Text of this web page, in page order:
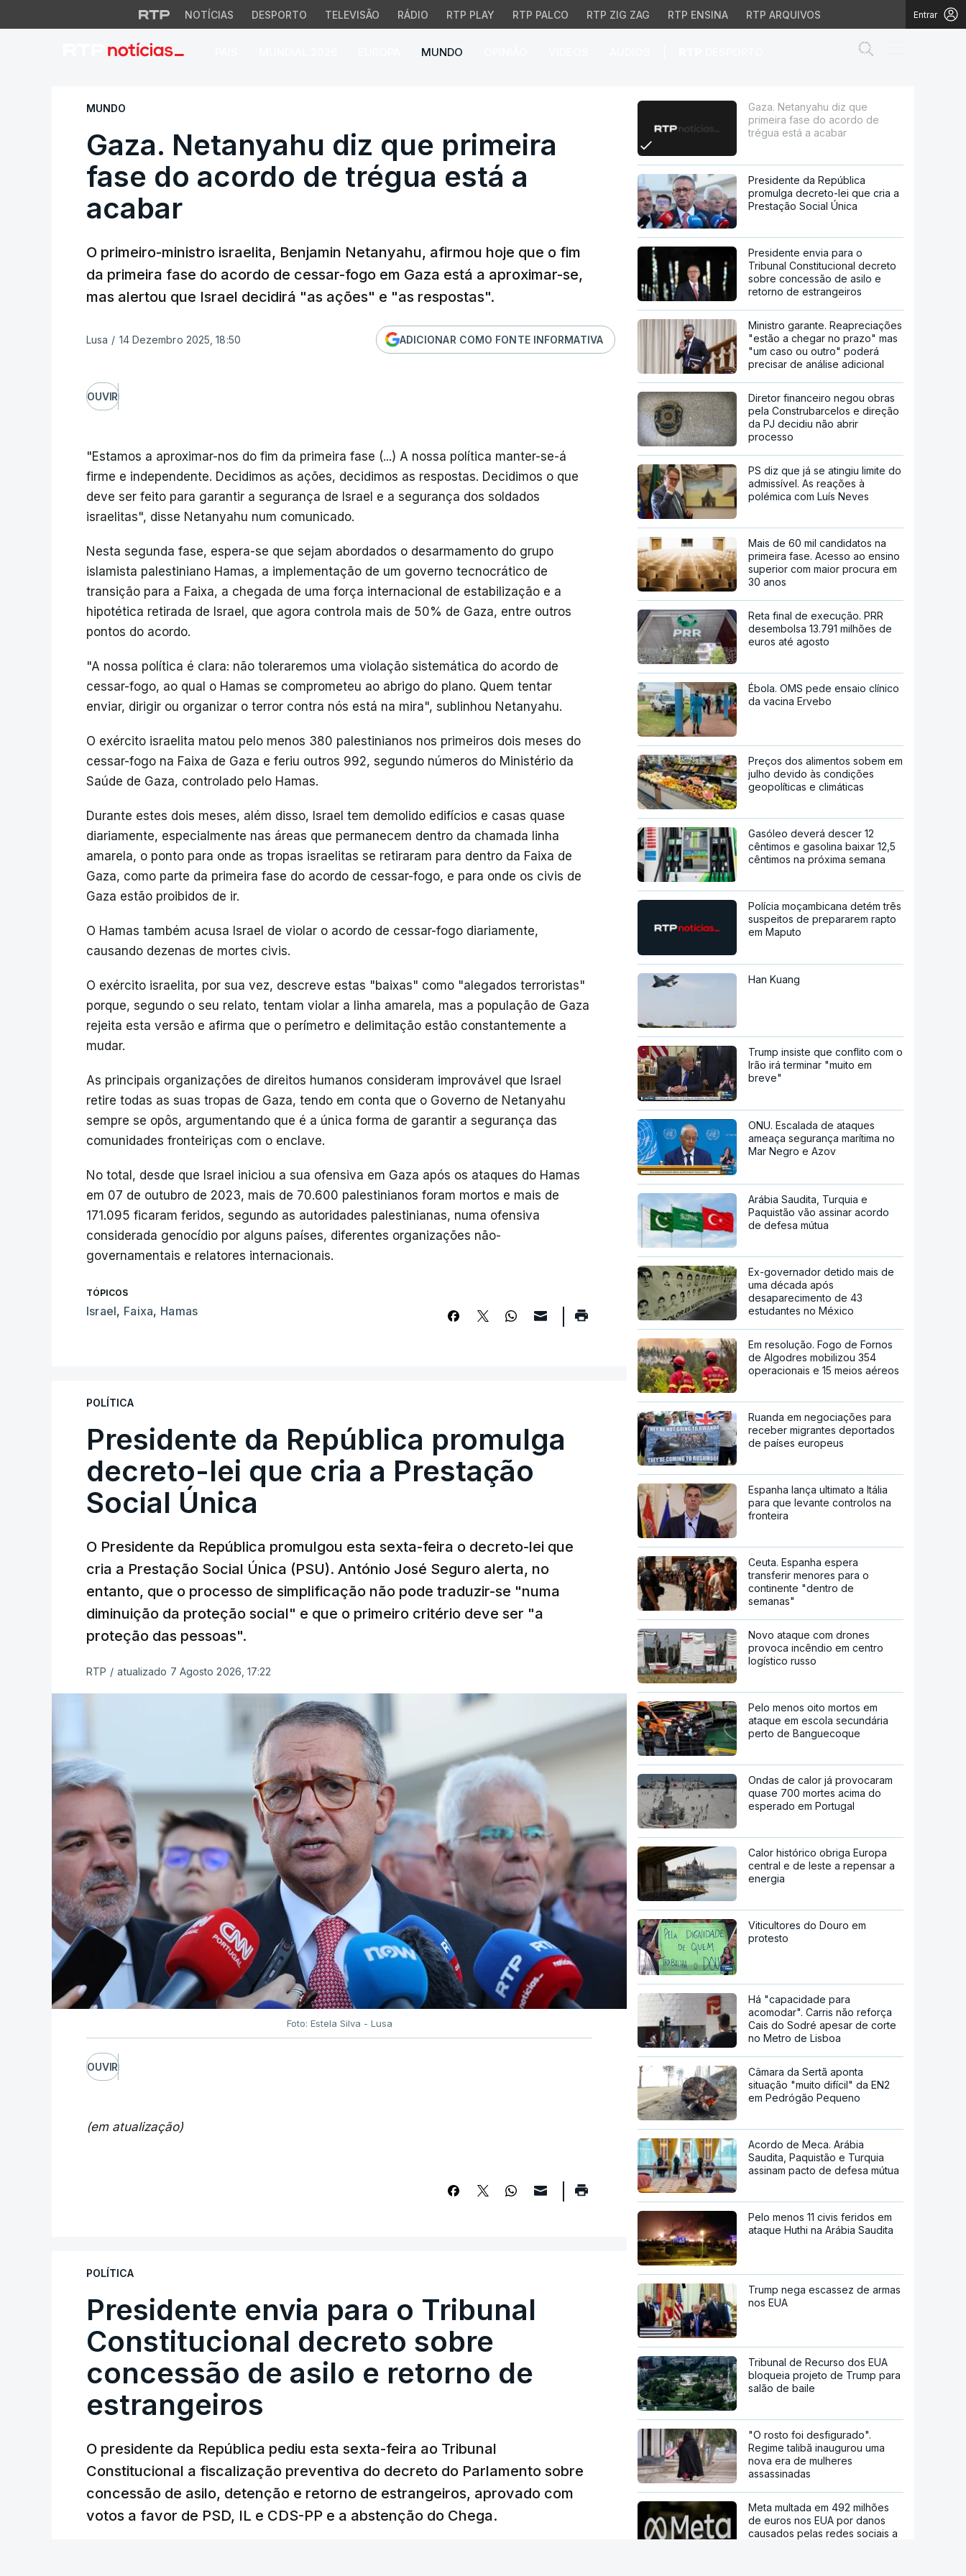
NOTÍCIAS DESPORTO TELEVISÃO RÁDIO RTP PLAY RTP PALCO RTP ZIG ZAG RTP ENSINA RTP ARQUIVOS Entrar
MUNDO
Gaza. Netanyahu diz que primeira fase do acordo de trégua está
MUNDO
Gaza. Netanyahu diz que primeira
fase do acordo de trégua está a
acabar
O primeiro-ministro israelita, Benjamin Netanyahu, afirmou hoje que o fim
da primeira fase do acordo de cessar-fogo em Gaza está a aproximar-se,
mas alertou que Israel decidirá "as ações" e "as respostas".
Lusa / 14 Dezembro 2025, 18:50 ADICIONAR COMO FONTE INFORMATIVA
OUVIR
"Estamos a aproximar-nos do fim da primeira fase (...) A nossa política manter-se-á
firme e independente. Decidimos as ações, decidimos as respostas. Decidimos o que
deve ser feito para garantir a segurança de Israel e a segurança dos soldados
israelitas", disse Netanyahu num comunicado.
Nesta segunda fase, espera-se que sejam abordados o desarmamento do grupo
islamista palestiniano Hamas, a implementação de um governo tecnocrático de
transição para a Faixa, a chegada de uma força internacional de estabilização e a
hipotética retirada de Israel, que agora controla mais de 50% de Gaza, entre outros
pontos do acordo.
"A nossa política é clara: não toleraremos uma violação sistemática do acordo de
cessar-fogo, ao qual o Hamas se comprometeu ao abrigo do plano. Quem tentar
enviar, dirigir ou organizar o terror contra nós está na mira", sublinhou Netanyahu.
O exército israelita matou pelo menos 380 palestinianos nos primeiros dois meses do
cessar-fogo na Faixa de Gaza e feriu outros 992, segundo números do Ministério da
Saúde de Gaza, controlado pelo Hamas.
Durante estes dois meses, além disso, Israel tem demolido edifícios e casas quase
diariamente, especialmente nas áreas que permanecem dentro da chamada linha
amarela, o ponto para onde as tropas israelitas se retiraram para dentro da Faixa de
Gaza, como parte da primeira fase do acordo de cessar-fogo, e para onde os civis de
Gaza estão proibidos de ir.
O Hamas também acusa Israel de violar o acordo de cessar-fogo diariamente,
causando dezenas de mortes civis.
O exército israelita, por sua vez, descreve estas "baixas" como "alegados terroristas"
porque, segundo o seu relato, tentam violar a linha amarela, mas a população de Gaza
rejeita esta versão e afirma que o perímetro e delimitação estão constantemente a
mudar.
As principais organizações de direitos humanos consideram improvável que Israel
retire todas as suas tropas de Gaza, tendo em conta que o Governo de Netanyahu
sempre se opôs, argumentando que é a única forma de garantir a segurança das
comunidades fronteiriças com o enclave.
No total, desde que Israel iniciou a sua ofensiva em Gaza após os ataques do Hamas
em 07 de outubro de 2023, mais de 70.600 palestinianos foram mortos e mais de
171.095 ficaram feridos, segundo as autoridades palestinianas, numa ofensiva
considerada genocídio por alguns países, diferentes organizações não-
governamentais e relatores internacionais.
TÓPICOS
Israel, Faixa, Hamas
POLÍTICA
Presidente da República promulga
decreto-lei que cria a Prestação
Social Única
O Presidente da República promulgou esta sexta-feira o decreto-lei que
cria a Prestação Social Única (PSU). António José Seguro alerta, no
entanto, que o processo de simplificação não pode traduzir-se "numa
diminuição da proteção social" e que o primeiro critério deve ser "a
proteção das pessoas".
RTP / atualizado 7 Agosto 2026, 17:22
Foto: Estela Silva - Lusa
OUVIR
(em atualização)
POLÍTICA
Presidente envia para o Tribunal
Constitucional decreto sobre
concessão de asilo e retorno de
estrangeiros
O presidente da República pediu esta sexta-feira ao Tribunal
Constitucional a fiscalização preventiva do decreto do Parlamento sobre
concessão de asilo, detenção e retorno de estrangeiros, aprovado com
votos a favor de PSD, IL e CDS-PP e a abstenção do Chega.
Gaza. Netanyahu diz que
primeira fase do acordo de
trégua está a acabar
Presidente da República
promulga decreto-lei que cria a
Prestação Social Única
Presidente envia para o
Tribunal Constitucional decreto
sobre concessão de asilo e
retorno de estrangeiros
Ministro garante. Reapreciações
"estão a chegar no prazo" mas
"um caso ou outro" poderá
precisar de análise adicional
Diretor financeiro negou obras
pela Construbarcelos e direção
da PJ decidiu não abrir
processo
PS diz que já se atingiu limite do
admissível. As reações à
polémica com Luís Neves
Mais de 60 mil candidatos na
primeira fase. Acesso ao ensino
superior com maior procura em
30 anos
Reta final de execução. PRR
desembolsa 13.791 milhões de
euros até agosto
Ébola. OMS pede ensaio clínico
da vacina Ervebo
Preços dos alimentos sobem em
julho devido às condições
geopolíticas e climáticas
Gasóleo deverá descer 12
cêntimos e gasolina baixar 12,5
cêntimos na próxima semana
Polícia moçambicana detém três
suspeitos de prepararem rapto
em Maputo
Han Kuang
Trump insiste que conflito com o
Irão irá terminar "muito em
breve"
ONU. Escalada de ataques
ameaça segurança marítima no
Mar Negro e Azov
Arábia Saudita, Turquia e
Paquistão vão assinar acordo
de defesa mútua
Ex-governador detido mais de
uma década após
desaparecimento de 43
estudantes no México
Em resolução. Fogo de Fornos
de Algodres mobilizou 354
operacionais e 15 meios aéreos
Ruanda em negociações para
receber migrantes deportados
de países europeus
Espanha lança ultimato a Itália
para que levante controlos na
fronteira
Ceuta. Espanha espera
transferir menores para o
continente "dentro de
semanas"
Novo ataque com drones
provoca incêndio em centro
logístico russo
Pelo menos oito mortos em
ataque em escola secundária
perto de Banguecoque
Ondas de calor já provocaram
quase 700 mortes acima do
esperado em Portugal
Calor histórico obriga Europa
central e de leste a repensar a
energia
Viticultores do Douro em
protesto
Há "capacidade para
acomodar". Carris não reforça
Cais do Sodré apesar de corte
no Metro de Lisboa
Câmara da Sertã aponta
situação "muito difícil" da EN2
em Pedrógão Pequeno
Acordo de Meca. Arábia
Saudita, Paquistão e Turquia
assinam pacto de defesa mútua
Pelo menos 11 civis feridos em
ataque Huthi na Arábia Saudita
Trump nega escassez de armas
nos EUA
Tribunal de Recurso dos EUA
bloqueia projeto de Trump para
salão de baile
"O rosto foi desfigurado".
Regime talibã inaugurou uma
nova era de mulheres
assassinadas
Meta multada em 492 milhões
de euros nos EUA por danos
causados pelas redes sociais a